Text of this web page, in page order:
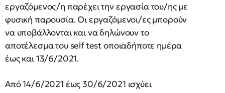
εργαζόμενος/η παρέχει την εργασία του/ης με
φυσική παρουσία. Οι εργαζόμενοι/ες μπορούν
να υποβάλλονται και να δηλώνουν το
αποτέλεσμα του self test οποιαδήποτε ημέρα
έως και 13/6/2021.
Από 14/6/2021 έως 30/6/2021 ισχύει